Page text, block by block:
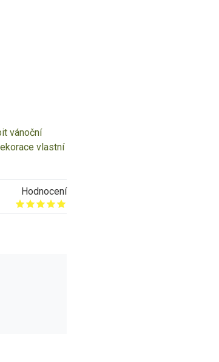
vánoční
vlastní
Hodnocení
it 1/5it 2/5
Give it 3/5
Give it 4/5
Give it 5/5